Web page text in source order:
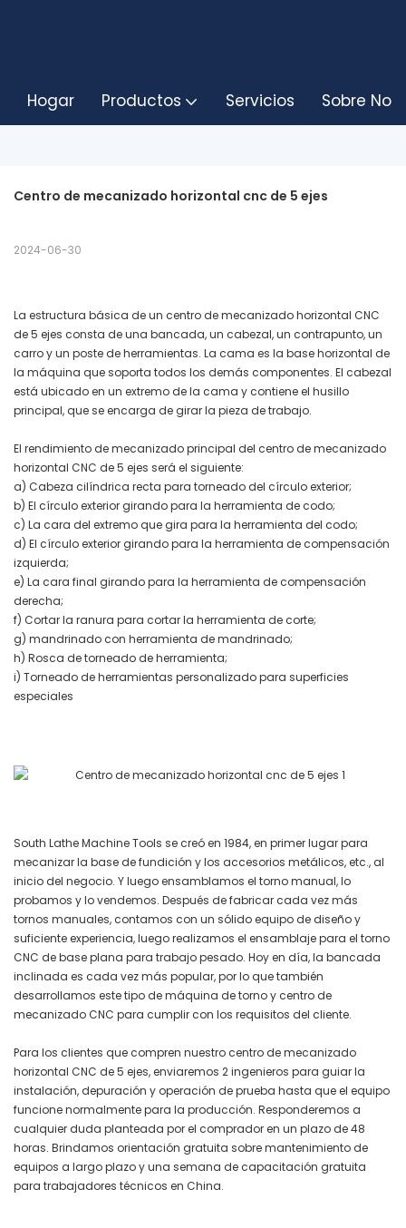
Hogar Productos Servicios Sobre
Centro de mecanizado horizontal cnc de 5 ejes
2024-06-30
La estructura básica de un centro de mecanizado horizontal CNC
de 5 ejes consta de una bancada, un cabezal, un contrapunto, un
carro y un poste de herramientas. La cama es la base horizontal de
la máquina que soporta todos los demás componentes. El cabezal
está ubicado en un extremo de la cama y contiene el husillo
principal, que se encarga de girar la pieza de trabajo.
El rendimiento de mecanizado principal del centro de mecanizado
horizontal CNC de 5 ejes será el siguiente:
a) Cabeza cilíndrica recta para torneado del círculo exterior;
b) El círculo exterior girando para la herramienta de codo;
c) La cara del extremo que gira para la herramienta del codo;
d) El círculo exterior girando para la herramienta de compensación
izquierda;
e) La cara final girando para la herramienta de compensación
derecha;
f) Cortar la ranura para cortar la herramienta de corte;
g) mandrinado con herramienta de mandrinado;
h) Rosca de torneado de herramienta;
i) Torneado de herramientas personalizado para superficies
especiales
South Lathe Machine Tools se creó en 1984, en primer lugar para
mecanizar la base de fundición y los accesorios metálicos, etc., al
inicio del negocio. Y luego ensamblamos el torno manual, lo
probamos y lo vendemos. Después de fabricar cada vez más
tornos manuales, contamos con un sólido equipo de diseño y
suficiente experiencia, luego realizamos el ensamblaje para el torno
CNC de base plana para trabajo pesado. Hoy en día, la bancada
inclinada es cada vez más popular, por lo que también
desarrollamos este tipo de máquina de torno y centro de
mecanizado CNC para cumplir con los requisitos del cliente.
Para los clientes que compren nuestro centro de mecanizado
horizontal CNC de 5 ejes, enviaremos 2 ingenieros para guiar la
instalación, depuración y operación de prueba hasta que el equipo
funcione normalmente para la producción. Responderemos a
cualquier duda planteada por el comprador en un plazo de 48
horas. Brindamos orientación gratuita sobre mantenimiento de
equipos a largo plazo y una semana de capacitación gratuita
para trabajadores técnicos en China.